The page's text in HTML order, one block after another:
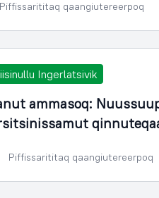
Piffissarititaq qaangiutereerpoq
Ingerlatsivik
ammasoq:
Piffissarititaq qaangiutereerpoq